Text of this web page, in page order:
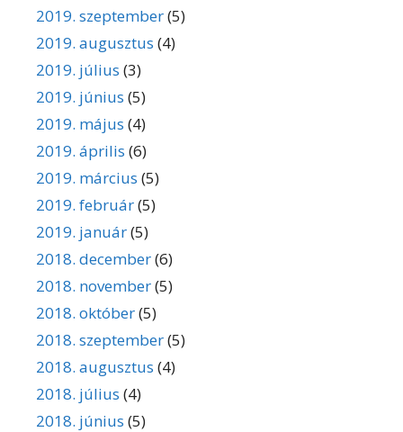
2019. szeptember(5)
2019. augusztus (4)
2019. július (3)
2019. június (5)
2019. május (4)
2019. április (6)
2019. március (5)
2019. február(5)
2019. január(5)
2018. december(6)
2018. november(5)
2018. október(5)
2018. szeptember(5)
2018. augusztus (4)
2018. július (4)
2018. június (5)